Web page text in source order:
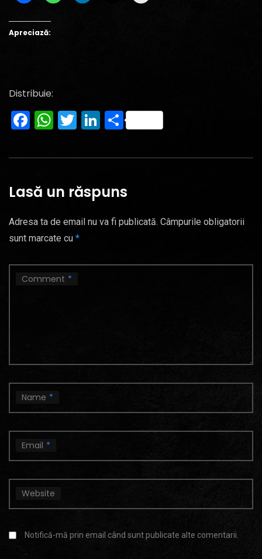
Apreciază:
Distribuie:
Facebook
WhatsApp
Twitter
LinkedIn
Partajează
Lasă un răspuns
Adresa ta de email nu va fi publicată. Câmpurile obligatorii
sunt marcate cu *
Comment *
Name *
Email *
Website
Notifică-mă prin email când sunt publicate alte comentarii.